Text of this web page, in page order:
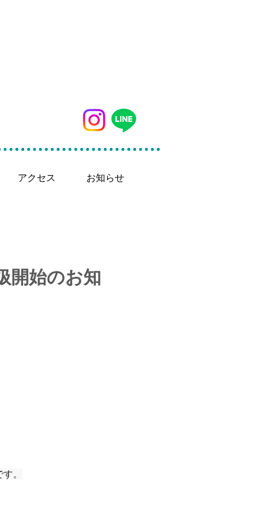
アクセス お知らせ
開始のお知
。